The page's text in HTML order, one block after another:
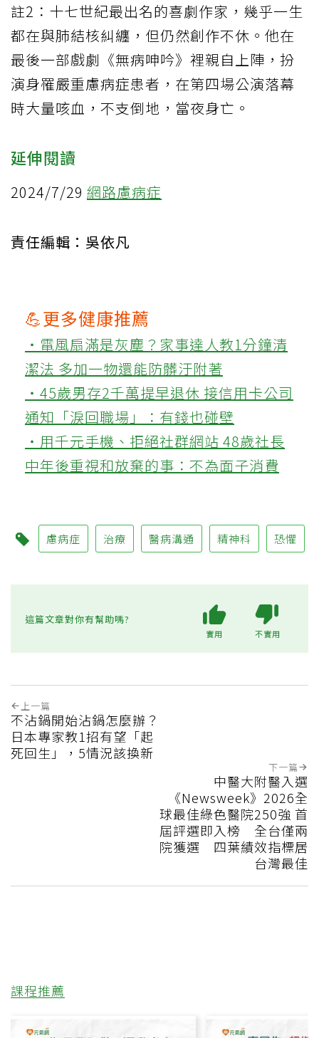
註2：十七世紀最出名的喜劇作家，幾乎一生
都在與肺結核糾纏，但仍然創作不休。他在
最後一部戲劇《無病呻吟》裡親自上陣，扮
演身罹嚴重慮病症患者，在第四場公演落幕
時大量咳血，不支倒地，當夜身亡。
延伸閱讀
2024/7/29 網路慮病症
責任編輯：吳依凡
💪更多健康推薦
‧電風扇滿是灰塵？家事達人教1分鐘清
潔法 多加一物還能防髒汙附著
‧45歲男存2千萬提早退休 接信用卡公司
通知「淚回職場」：有錢也碰壁
‧用千元手機、拒絕社群網站 48歲社長
中年後重視和放棄的事：不為面子消費
慮病症 治療 醫病溝通 精神科 恐懼
這篇文章對你有幫助嗎?
實用 不實用
上一篇
不沾鍋開始沾鍋怎麼辦？
日本專家教1招有望「起
死回生」，5情況該換新
下一篇
中醫大附醫入選
《Newsweek》2026全
球最佳綠色醫院250強 首
屆評選即入榜 全台僅兩
院獲選 四葉績效指標居
台灣最佳
課程推薦